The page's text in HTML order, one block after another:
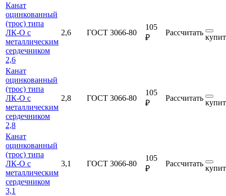
Канат
оцинкованный
(трос) типа
ЛК-О с
металлическим
сердечником
2,6
2,6 ГОСТ 3066-80
105
₽
Рассчитать
Канат
оцинкованный
(трос) типа
ЛК-О с
металлическим
сердечником
2,8
2,8 ГОСТ 3066-80
105
₽
Рассчитать
Канат
оцинкованный
(трос) типа
ЛК-О с
металлическим
сердечником
3,1
3,1 ГОСТ 3066-80
105
₽
Рассчитать